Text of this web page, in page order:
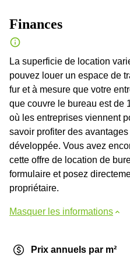
Finances
La superficie de location
pouvez louer un espace de
fur et à mesure que votre
que couvre le bureau est de
où les entreprises viennent
savoir profiter des
développée. Vous avez
cette offre de location de
formulaire et posez
propriétaire.
Masquer les informations
Prix annuels par m²